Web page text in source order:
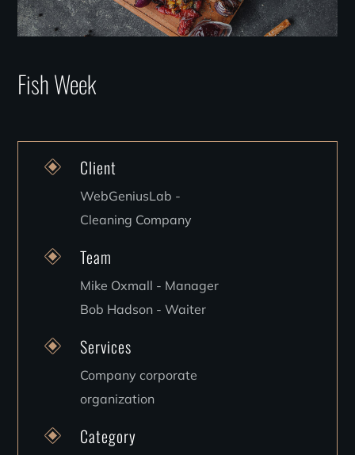
Fish Week
Client
WebGeniusLab -
Cleaning Company
Team
Mike Oxmall - Manager
Bob Hadson - Waiter
Services
Company corporate
organization
Category